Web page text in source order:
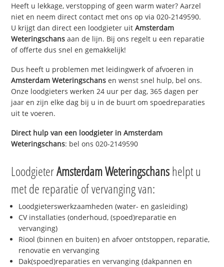
Heeft u lekkage, verstopping of geen warm water? Aarzel
niet en neem direct contact met ons op via 020-2149590.
U krijgt dan direct een loodgieter uitAmsterdam
Weteringschans aan de lijn. Bij ons regelt u een reparatie
of offerte dus snel en gemakkelijk!
Dus heeft u problemen met leidingwerk of afvoeren in
Amsterdam Weteringschans en wenst snel hulp, bel ons.
Onze loodgieters werken 24 uur per dag, 365 dagen per
jaar en zijn elke dag bij u in de buurt om spoedreparaties
uit te voeren.
Direct hulp van een loodgieter inAmsterdam
Weteringschans: bel ons 020-2149590
LoodgieterAmsterdam Weteringschanshelpt u
met de reparatie of vervanging van:
Loodgieterswerkzaamheden (water- en gasleiding)
CV installaties (onderhoud, (spoed)reparatie en
vervanging)
Riool (binnen en buiten) en afvoer ontstoppen, reparatie,
renovatie en vervanging
Dak(spoed)reparaties en vervanging (dakpannen en